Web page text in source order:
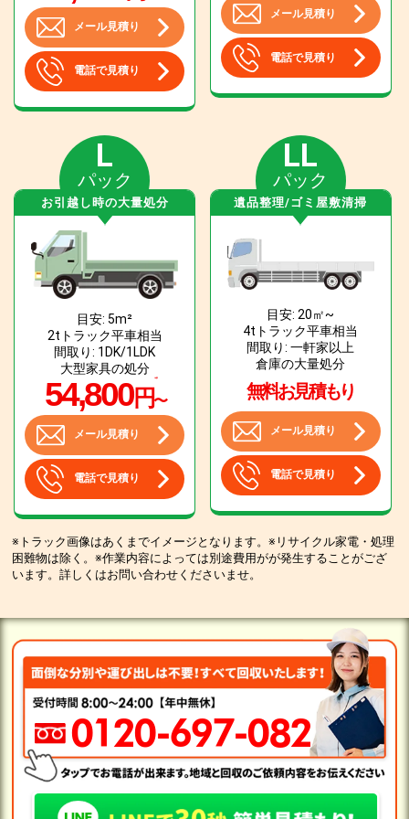
メール見積り
電話で見積り
メール見積り
電話で見積り
L
パック
お引越し時の大量処分
目安: 5m²
2tトラック平車相当
間取り: 1DK/1LDK
大型家具の処分
54,800円〜
メール見積り
電話で見積り
LL
パック
遺品整理/ゴミ屋敷清掃
目安: 20㎡~
4tトラック平車相当
間取り: 一軒家以上
倉庫の大量処分
無料お見積もり
メール見積り
電話で見積り
※トラック画像はあくまでイメージとなります。※リサイクル家電・処理
困難物は除く。※作業内容によっては別途費用がが発生することがござ
います。詳しくはお問い合わせくださいませ。
0120-697-082